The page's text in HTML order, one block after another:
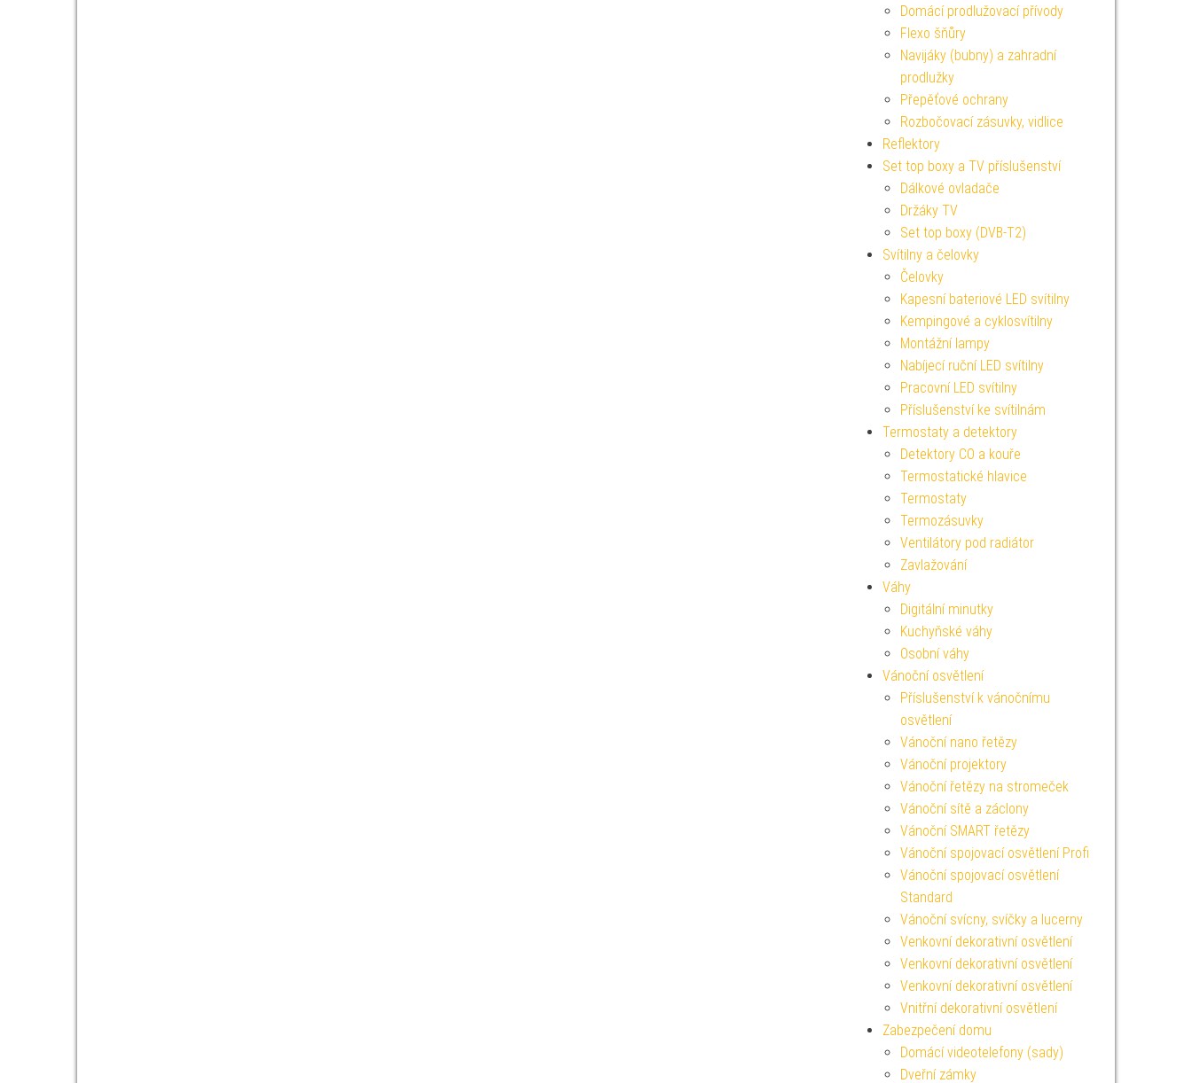
Domácí prodlužovací přívody
Flexo šňůry
Navijáky (bubny) a zahradní
prodlužky
Přepěťové ochrany
Rozbočovací zásuvky, vidlice
Reflektory
Set top boxy a TV příslušenství
Dálkové ovladače
Držáky TV
Set top boxy (DVB-T2)
Svítilny a čelovky
Čelovky
Kapesní bateriové LED svítilny
Kempingové a cyklosvítilny
Montážní lampy
Nabíjecí ruční LED svítilny
Pracovní LED svítilny
Příslušenství ke svítilnám
Termostaty a detektory
Detektory CO a kouře
Termostatické hlavice
Termostaty
Termozásuvky
Ventilátory pod radiátor
Zavlažování
Váhy
Digitální minutky
Kuchyňské váhy
Osobní váhy
Vánoční osvětlení
Příslušenství k vánočnímu
osvětlení
Vánoční nano řetězy
Vánoční projektory
Vánoční řetězy na stromeček
Vánoční sítě a záclony
Vánoční SMART řetězy
Vánoční spojovací osvětlení Profi
Vánoční spojovací osvětlení
Standard
Vánoční svícny, svíčky a lucerny
Venkovní dekorativní osvětlení
Venkovní dekorativní osvětlení
Venkovní dekorativní osvětlení
Vnitřní dekorativní osvětlení
Zabezpečení domu
Domácí videotelefony (sady)
Dveřní zámky